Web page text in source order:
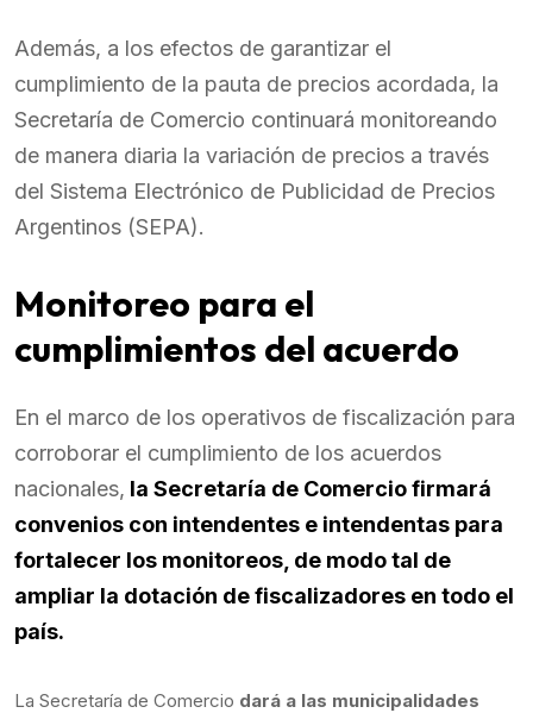
Además, a los efectos de garantizar el
cumplimiento de la pauta de precios acordada, la
Secretaría de Comercio continuará monitoreando
de manera diaria la variación de precios a través
del Sistema Electrónico de Publicidad de Precios
Argentinos (SEPA).
Monitoreo para el
cumplimientos del acuerdo
En el marco de los operativos de fiscalización para
corroborar el cumplimiento de los acuerdos
nacionales, la Secretaría de Comercio firmará
convenios con intendentes e intendentas para
fortalecer los monitoreos, de modo tal de
ampliar la dotación de fiscalizadores en todo el
país.
La Secretaría de Comercio dará a las municipalidades